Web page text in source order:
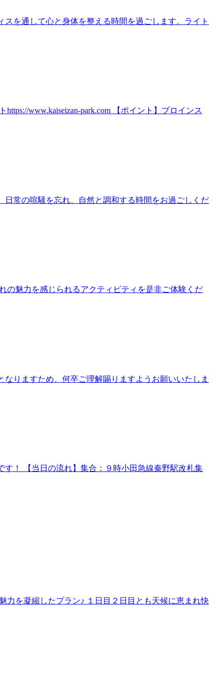
を通して心と身体を整える時間を過ごします。ライト
www.kaiseizan-park.com 【ポイント】プロインス
常の喧騒を忘れ、自然と調和する時間をお過ごしくだ
の魅力を感じられるアクティビティを是非ご体験くだ
りますため、何卒ご理解賜りますようお願いいたしま
！ 【当日の流れ】集合：９時小田急線秦野駅改札集
力を凝縮したプラン♪ １日目２日目とも天候に恵まれ快